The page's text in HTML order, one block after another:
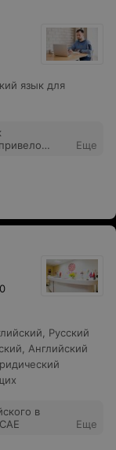
язык для
с
помогло в
формате,
нагрузят
темпе, как
изучать
Еще
Русский
Английский
в
Еще